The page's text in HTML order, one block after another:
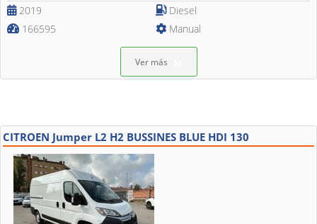
2019
166595
Diesel
Manual
Ver más
CITROEN Jumper L2 H2 BUSSINES BLUE HDI 130